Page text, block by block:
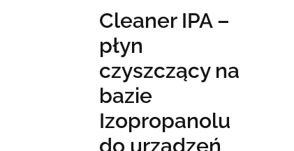
Cleaner IPA –
płyn
czyszczący na
bazie
Izopropanolu
do urządzeń